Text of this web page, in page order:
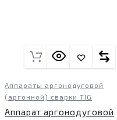
Аппараты аргонодуговой
(аргонной) сварки TIG
Аппарат аргонодуговой